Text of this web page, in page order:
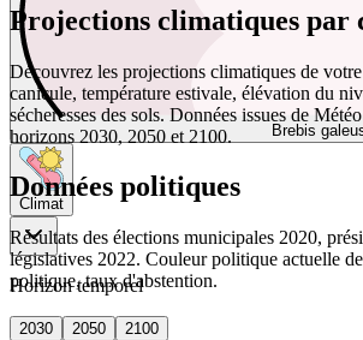
Brebis
Climat
Horizon temporel
2030 2050
2100
Projections climatiques par
Découvrez les projections climatiques de
canicule, température estivale, élévation du
sécheresses des sols. Données issues de
horizons 2030, 2050 et 2100.
Données politiques
Résultats des élections municipales 2020,
législatives 2022. Couleur politique actuelle
politique, taux d'abstention.